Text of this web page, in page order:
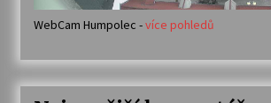
WebCam Humpolec -více pohledů